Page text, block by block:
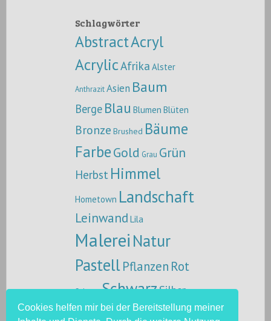
Cookies helfen mir bei der Bereitstellung meiner
Schlagwörter
AbstractAcryl
AcrylicAfrika Alster
AnthrazitAsien Baum
Berge Blau Blumen Blüten
Bronze Brushed Bäume
FarbeGold Grau Grün
Herbst Himmel
Hometown Landschaft
Leinwand Lila
Malerei Natur
PastellPflanzen Rot
SchneeSchwarzSilber
Sonne Spachteltechnik